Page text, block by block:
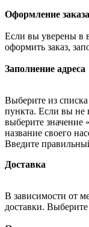
Оформление
Если вы уверены в
оформить заказ,
Заполнение адреса
Выберите из
пункта. Если вы не
выберите
название своего
Введите
Доставка
В зависимости от
доставки.